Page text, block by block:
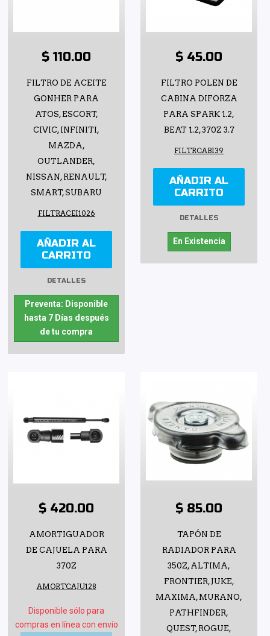
$ 110.00
FILTRO DE ACEITE
GONHER PARA
ATOS, ESCORT,
CIVIC, INFINITI,
MAZDA,
OUTLANDER,
NISSAN, RENAULT,
SMART, SUBARU
FILTRACEI1026
AÑADIR AL
CARRITO
DETALLES
Preventa: Disponible
hasta 7 Días después
de tu compra
$ 45.00
FILTRO POLEN DE
CABINA DIFORZA
PARA SPARK 1.2,
BEAT 1.2, 370Z 3.7
FILTRCABI39
AÑADIR AL
CARRITO
DETALLES
En Existencia
$ 420.00
AMORTIGUADOR
DE CAJUELA PARA
370Z
AMORTCAJU128
Disponible sólo para
compras en línea con envío
$ 85.00
TAPÓN DE
RADIADOR PARA
350Z, ALTIMA,
FRONTIER, JUKE,
MAXIMA, MURANO,
PATHFINDER,
QUEST, ROGUE,